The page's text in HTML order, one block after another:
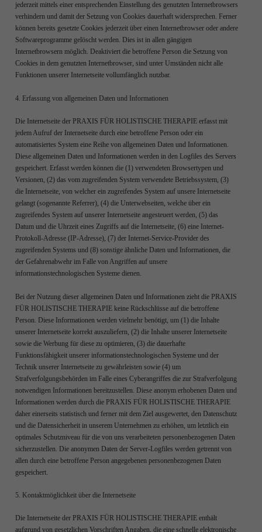
jederzeit mittels einer entsprechenden Einstellung des genutzten Internetbrowsers
verhindern und damit der Setzung von Cookies dauerhaft widersprechen. Ferner
können bereits gesetzte Cookies jederzeit über einen Internetbrowser oder andere
Softwareprogramme gelöscht werden. Dies ist in allen gängigen
Internetbrowsern möglich. Deaktiviert die betroffene Person die Setzung von
Cookies in dem genutzten Internetbrowser, sind unter Umständen nicht alle
Funktionen unserer Internetseite vollumfänglich nutzbar.
4. Erfassung von allgemeinen Daten und Informationen
Die Internetseite der PRAXIS FÜR HOLISTISCHE THERAPIE erfasst mit
jedem Aufruf der Internetseite durch eine betroffene Person oder ein
automatisiertes System eine Reihe von allgemeinen Daten und Informationen.
Diese allgemeinen Daten und Informationen werden in den Logfiles des Servers
gespeichert. Erfasst werden können die (1) verwendeten Browsertypen und
Versionen, (2) das vom zugreifenden System verwendete Betriebssystem, (3)
die Internetseite, von welcher ein zugreifendes System auf unsere Internetseite
gelangt (sogenannte Referrer), (4) die Unterwebseiten, welche über ein
zugreifendes System auf unserer Internetseite angesteuert werden, (5) das
Datum und die Uhrzeit eines Zugriffs auf die Internetseite, (6) eine Internet-
Protokoll-Adresse (IP-Adresse), (7) der Internet-Service-Provider des
zugreifenden Systems und (8) sonstige ähnliche Daten und Informationen, die
der Gefahrenabwehr im Falle von Angriffen auf unsere
informationstechnologischen Systeme dienen.
Bei der Nutzung dieser allgemeinen Daten und Informationen zieht die PRAXIS
FÜR HOLISTISCHE THERAPIE keine Rückschlüsse auf die betroffene
Person. Diese Informationen werden vielmehr benötigt, um (1) die Inhalte
unserer Internetseite korrekt auszuliefern, (2) die Inhalte unserer Internetseite
sowie die Werbung für diese zu optimieren, (3) die dauerhafte
Funktionsfähigkeit unserer informationstechnologischen Systeme und der
Technik unserer Internetseite zu gewährleisten sowie (4) um
Strafverfolgungsbehörden im Falle eines Cyberangriffes die zur Strafverfolgung
notwendigen Informationen bereitzustellen. Diese anonym erhobenen Daten und
Informationen werden durch die PRAXIS FÜR HOLISTISCHE THERAPIE
daher einerseits statistisch und ferner mit dem Ziel ausgewertet, den Datenschutz
und die Datensicherheit in unserem Unternehmen zu erhöhen, um letztlich ein
optimales Schutzniveau für die von uns verarbeiteten personenbezogenen Daten
sicherzustellen. Die anonymen Daten der Server-Logfiles werden getrennt von
allen durch eine betroffene Person angegebenen personenbezogenen Daten
gespeichert.
5. Kontaktmöglichkeit über die Internetseite
Die Internetseite der PRAXIS FÜR HOLISTISCHE THERAPIE enthält
aufgrund von gesetzlichen Vorschriften Angaben, die eine schnelle elektronische